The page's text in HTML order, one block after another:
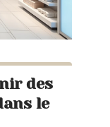
des
le